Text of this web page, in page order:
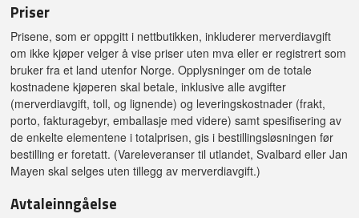
Priser
Prisene, som er oppgitt i nettbutikken, inkluderer merverdiavgift
om ikke kjøper velger å vise priser uten mva eller er registrert som
bruker fra et land utenfor Norge. Opplysninger om de totale
kostnadene kjøperen skal betale, inklusive alle avgifter
(merverdiavgift, toll, og lignende) og leveringskostnader (frakt,
porto, fakturagebyr, emballasje med videre) samt spesifisering av
de enkelte elementene i totalprisen, gis i bestillingsløsningen før
bestilling er foretatt. (Vareleveranser til utlandet, Svalbard eller Jan
Mayen skal selges uten tillegg av merverdiavgift.)
Avtaleinngåelse